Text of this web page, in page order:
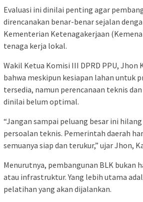
Evaluasi ini dinilai penting agar
direncanakan benar-benar sejalan
Kementerian Ketenagakerjaan
tenaga kerja lokal.
Wakil Ketua Komisi III DPRD PPU, Jhon
bahwa meskipun kesiapan lahan untuk
tersedia, namun perencanaan teknis
dinilai belum optimal.
“Jangan sampai peluang besar ini
persoalan teknis. Pemerintah daerah
semuanya siap dan terukur,” ujar Jhon,
Menurutnya, pembangunan BLK bukan
atau infrastruktur. Yang lebih utama
pelatihan yang akan dijalankan.